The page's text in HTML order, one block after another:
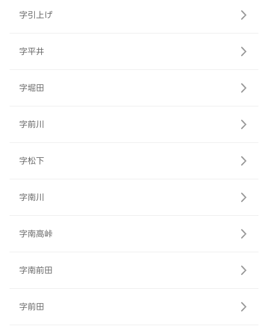
字引上げ
字平井
字堀田
字前川
字松下
字南川
字南高峠
字南前田
字前田